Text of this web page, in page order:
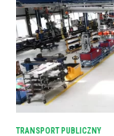
TRANSPORT PUBLICZNY